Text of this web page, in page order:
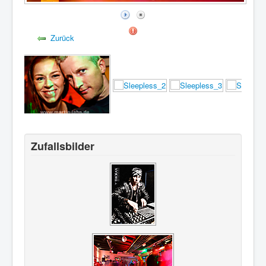
Zurück
Zufallsbilder